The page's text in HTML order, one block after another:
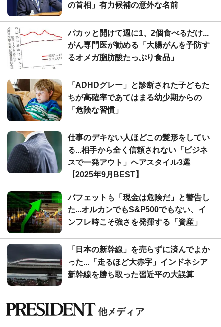
の首相」有力候補の意外な名前
パカッと開けて週に1、2個食べるだけ...
がん専門医が勧める「大腸がんを予防す
るオメガ脂肪酸たっぷり食品」
「ADHDグレー」と診断された子どもた
ちが高確率であてはまる幼少期からの
「危険な習慣」
仕事のデキない人ほどこの髪形をしてい
る...相手から全く信頼されない「ビジネ
スで一発アウト」ヘアスタイル3選
【2025年9月BEST】
バフェットも「現金は危険だ」と警告し
た...オルカンでもS&P500でもない、イ
ンフレ時こそ強さを発揮する「資産」
「日本の新幹線」を売らずに済んでよか
った...「走るほど大赤字」インドネシア
新幹線を勝ち取った習近平の大誤算